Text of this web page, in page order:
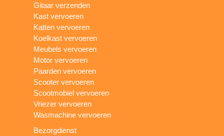
Gitaar verzenden
Kast vervoeren
Katten vervoeren
Koelkast vervoeren
Meubels vervoeren
Motor vervoeren
Paarden vervoeren
Scooter vervoeren
Scootmobiel vervoeren
Vriezer vervoeren
Wasmachine vervoeren
Bezorgdienst